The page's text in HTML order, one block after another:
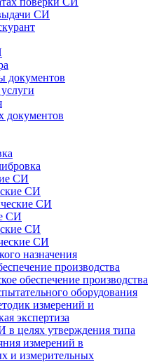
СИ
документов
документов
СИ
СИ
СИ
СИ
СИ
СИ
назначения
производства
обеспечение производства
оборудования
измерений и
экспертиза
целях утверждения типа
измерений в
и измерительных